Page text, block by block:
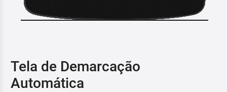
Tela de Demarcação
Automática